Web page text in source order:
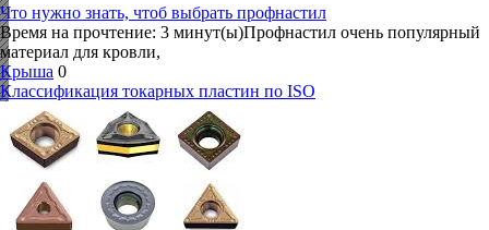
Что нужно знать, чтоб выбрать профнастил
Время на прочтение: 3 минут(ы)Профнастил очень популярный
материал для кровли,
Крыша 0
Классификация токарных пластин по ISO